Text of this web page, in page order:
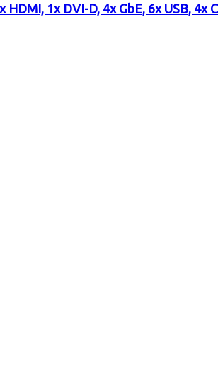
1x DVI-D, 4x GbE, 6x USB, 4x